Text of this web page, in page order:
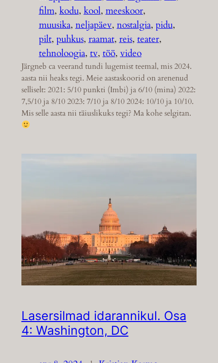
film, kodu, kool, meeskoor
muusika, neljapäev, nostalgia, pidu
pilt, puhkus, raamat, reis, teater
tehnoloogia, tv, töö, video
Järgneb ca veerand tundi lugemist teemal, mis 2024.
aasta nii heaks tegi. Meie aastaskoorid on arenenud
selliselt: 2021: 5/10 punkti (Imbi) ja 6/10 (mina) 2022:
7,5/10 ja 8/10 2023: 7/10 ja 8/10 2024: 10/10 ja 10/10.
Mis selle aasta nii täiuslikuks tegi? Ma kohe selgitan.
Lasersilmad idarannikul. Osa
4: Washington, DC